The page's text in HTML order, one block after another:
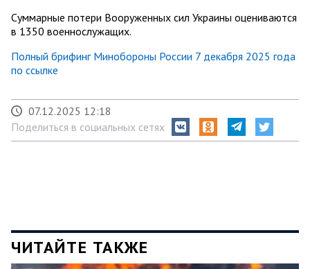
Суммарные потери Вооруженных сил Украины оцениваются
в 1350 военнослужащих.
Полный брифинг Минобороны России 7 декабря 2025 года
по ссылке
07.12.2025 12:18
Поделиться в социальных сетях
ЧИТАЙТЕ ТАКЖЕ